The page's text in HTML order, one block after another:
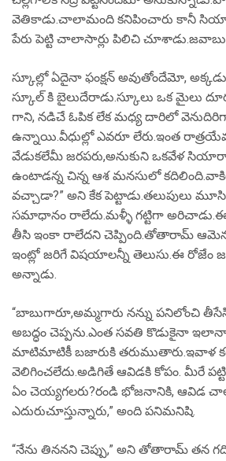
వెతికాడు.చాలామంది కనిపించారు కానీ
పేరు పెట్టి చాలాసార్లు పిలిచి చూశాడు.జవాబు
స్కూల్లో ఏదైనా ఫంక్షన్ అవుతోందేమో,
స్కూల్ కి బైలుదేరాడు.స్కూలు ఒక మైలు
గాని, నడిచే ఓపిక లేక మధ్య దారిలో
ఉన్నాయి.వీధుల్లో ఎవరూ లేరు.ఇంత
వేడుకలేమీ జరపరు,అనుకుని ఒకవేళ
ఉంటాడన్న చిన్న ఆశ మనసులో
వచ్చాడా?” అని కేక పెట్టాడు.తలుపులు
సమాధానం రాలేదు.మళ్ళీ గట్టిగా
తీసి ఇంకా రాలేదని చెప్పింది.తోతారామ్ ఆమెను
ఇంట్లో జరిగే విషయాలన్నీ తెలుసు.ఈ రోజేం
అన్నాడు.
“బాబుగారూ,అమ్మగారు నన్ను పనిలోంచి
అబద్ధం చెప్పను.ఎంత సవతి కొడుకైనా ఇలానా
మాటిమాటికీ బజారుకి తరుముతారు.ఇవాళ
వెలిగించలేదు.అడిగితే ఆవిడకి కోపం. మీరే
ఏం చెయ్యగలరు?రండి భోజనానికి, ఆవిడ
ఎదురుచూస్తున్నారు,” అంది పనిమనిషి.
“నేను తిననని చెప్పు,” అని తోతారామ్ తన